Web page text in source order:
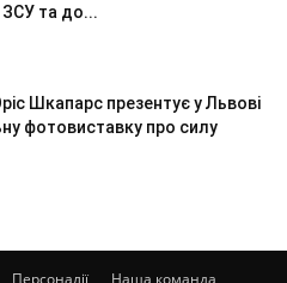
ЗСУ та до...
Шкапарс презентує у Львові
фотовиставку про силу
Персоналії Наша команда